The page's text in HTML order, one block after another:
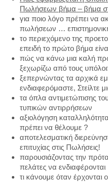
Πωλήσεων βήμα – βήμα
για ποιο λόγο πρέπει να
πωλήσεων …
το περιεχόμενο της
επειδή το πρώτο βήμα
πώς να κάνω μια καλή
ξεχωρίζω από τους
ξεπερνώντας τα αρχικά
ενδιαφερόμαστε, Στείλτε
τα όπλα αντιμετώπισης
τυπικών αντιρρήσεων
αξιολόγηση
πρέπει να θέλουμε ?
αποτελεσματική
επιτυχίας στις Πωλήσεις!
παρουσιάζοντας την
πελάτες να ενδιαφέρονται
τι κάνουμε όταν έρχονται